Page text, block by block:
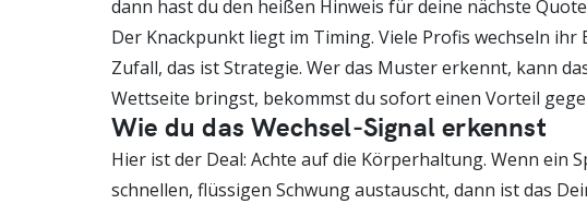
dann hast du den heißen Hinweis für deine nächste
Der Knackpunkt liegt im Timing. Viele Profis wechseln
Zufall, das ist Strategie. Wer das Muster erkennt, kann
Wettseite bringst, bekommst du sofort einen Vorteil
Wie du das Wechsel‑Signal erkennst
Hier ist der Deal: Achte auf die Körperhaltung. Wenn ein
schnellen, flüssigen Schwung austauscht, dann ist das